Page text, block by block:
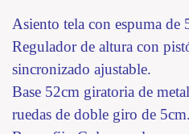
Asiento tela con espuma de
Regulador de altura con
sincronizado ajustable.
Base 52cm giratoria de
ruedas de doble giro de 5cm.